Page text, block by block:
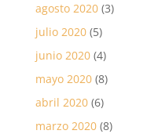
agosto 2020(3)
julio 2020(5)
junio 2020(4)
mayo 2020(8)
abril 2020(6)
marzo 2020(8)